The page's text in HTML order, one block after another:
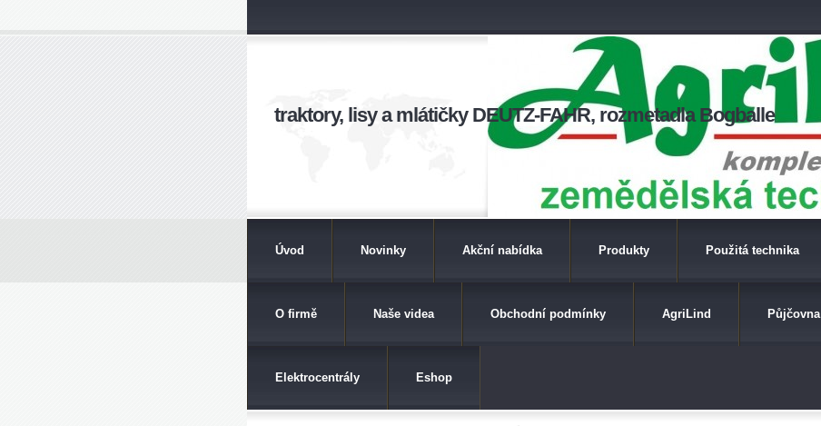
traktory, lisy a mlátičky DEUTZ-FAHR, rozmetadla Bogballe
Úvod Novinky Akční nabídka Produkty Použitá technika
O firmě Naše videa Obchodní podmínky AgriLind Půjčovna
Elektrocentrály Eshop